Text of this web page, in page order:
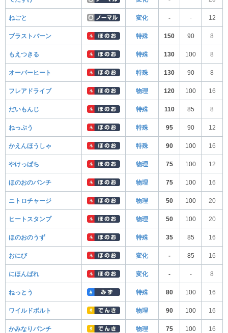
ねごと 変化 - - 12
ブラストバーン 特殊 150 90 8
もえつきる 特殊 130 100 8
オーバーヒート 特殊 130 90 8
フレアドライブ 物理 120 100 16
だいもんじ 特殊 110 85 8
ねっぷう 特殊 95 90 12
かえんほうしゃ 特殊 90 100 16
やけっぱち 物理 75 100 12
ほのおのパンチ 物理 75 100 16
ニトロチャージ 物理 50 100 20
ヒートスタンプ 物理 50 100 20
ほのおのうず 特殊 35 85 16
おにび 変化 - 85 16
にほんばれ 変化 - - 8
ねっとう 特殊 80 100 16
ワイルドボルト 物理 90 100 16
かみなりパンチ 物理 75 100 16